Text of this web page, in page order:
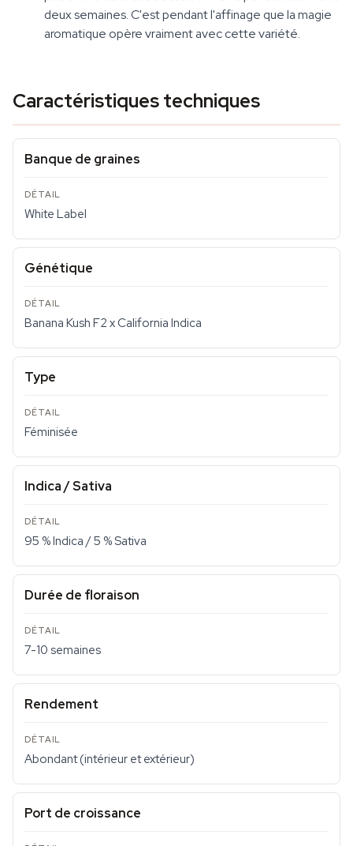
deux semaines. C'est pendant l'affinage que la magie
aromatique opère vraiment avec cette variété.
Caractéristiques techniques
Banque de graines
White Label
Génétique
Banana Kush F2 x California Indica
Type
Féminisée
Indica / Sativa
95 % Indica / 5 % Sativa
Durée de floraison
7-10 semaines
Rendement
Abondant (intérieur et extérieur)
Port de croissance